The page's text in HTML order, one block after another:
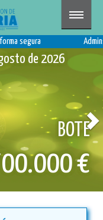
segura
de 2026
BOTE
€